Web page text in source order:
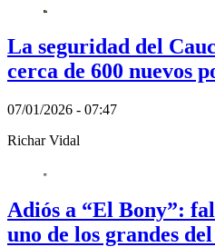
La seguridad del
cerca de 600 nuevos
07/01/2026 - 07:47
Richar Vidal
Adiós a “El Bony”:
uno de los grandes